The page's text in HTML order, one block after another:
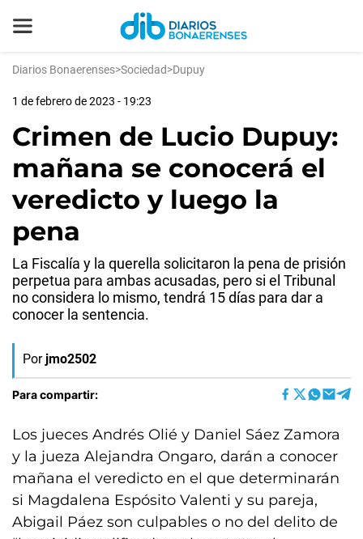
Diarios Bonaerenses>Sociedad>Dupuy
1 de febrero de 2023 - 19:23
Crimen de Lucio Dupuy:
mañana se conocerá el
veredicto y luego la
pena
La Fiscalía y la querella solicitaron la pena de prisión
perpetua para ambas acusadas, pero si el Tribunal
no considera lo mismo, tendrá 15 días para dar a
conocer la sentencia.
Por jmo2502
Para compartir:
Los jueces Andrés Olié y Daniel Sáez Zamora
y la jueza Alejandra Ongaro, darán a conocer
mañana el veredicto en el que determinarán
si Magdalena Espósito Valenti y su pareja,
Abigail Páez son culpables o no del delito de